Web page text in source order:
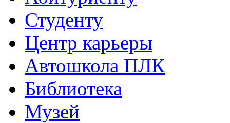
Студенту
Центр карьеры
Автошкола ПЛК
Библиотека
Музей